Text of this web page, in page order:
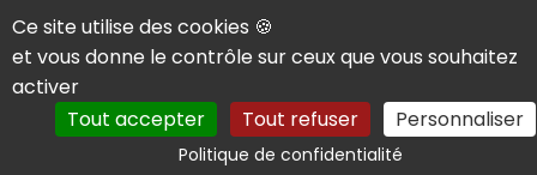
Panneau de gestion des cookies
Ce site utilise des cookies 🍪
et vous donne le contrôle sur ceux que vous souhaitez
activer
Tout accepter
Tout refuser Personnaliser
Politique de confidentialitéRechercher